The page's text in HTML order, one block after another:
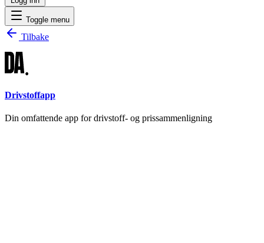
Toggle menu
Tilbake
Drivstoffapp
Din omfattende app for drivstoff- og prissammenligning